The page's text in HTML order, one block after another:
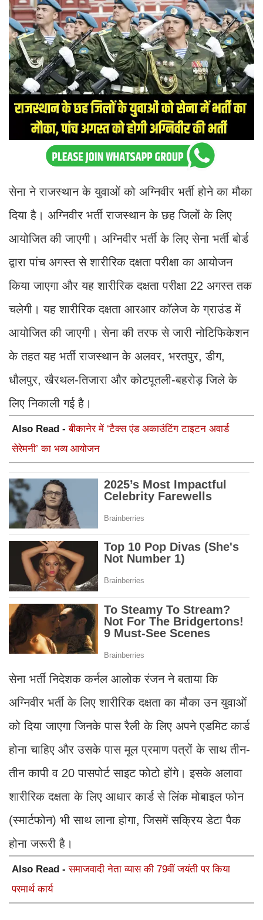
सेना ने राजस्थान के युवाओं को अग्निवीर भर्ती होने का मौका
दिया है। अग्निवीर भर्ती राजस्थान के छह जिलों के लिए
आयोजित की जाएगी। अग्निवीर भर्ती के लिए सेना भर्ती बोर्ड
द्वारा पांच अगस्त से शारीरिक दक्षता परीक्षा का आयोजन
किया जाएगा और यह शारीरिक दक्षता परीक्षा 22 अगस्त तक
चलेगी। यह शारीरिक दक्षता आरआर कॉलेज के ग्राउंड में
आयोजित की जाएगी। सेना की तरफ से जारी नोटिफिकेशन
के तहत यह भर्ती राजस्थान के अलवर, भरतपुर, डीग,
धौलपुर, खैरथल-तिजारा और कोटपूतली-बहरोड़ जिले के
लिए निकाली गई है।
Also Read -बीकानेर में ‘टैक्स एंड अकाउंटिंग टाइटन अवार्ड
सेरेमनी’ का भव्य आयोजन
सेना भर्ती निदेशक कर्नल आलोक रंजन ने बताया कि
अग्निवीर भर्ती के लिए शारीरिक दक्षता का मौका उन युवाओं
को दिया जाएगा जिनके पास रैली के लिए अपने एडमिट कार्ड
होना चाहिए और उसके पास मूल प्रमाण पत्रों के साथ तीन-
तीन कापी व 20 पासपोर्ट साइट फोटो होंगे। इसके अलावा
शारीरिक दक्षता के लिए आधार कार्ड से लिंक मोबाइल फोन
(स्मार्टफोन) भी साथ लाना होगा, जिसमें सक्रिय डेटा पैक
होना जरूरी है।
Also Read -समाजवादी नेता व्यास की 79वीं जयंती पर किया
परमार्थ कार्य